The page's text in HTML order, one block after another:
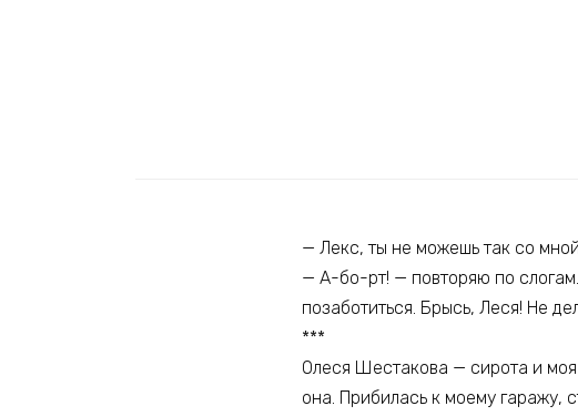
— Лекс, ты не можешь так со
— А-бо-рт! — повторяю по
позаботиться. Брысь, Леся! Не
***
Олеся Шестакова — сирота и
она. Прибилась к моему гаражу,